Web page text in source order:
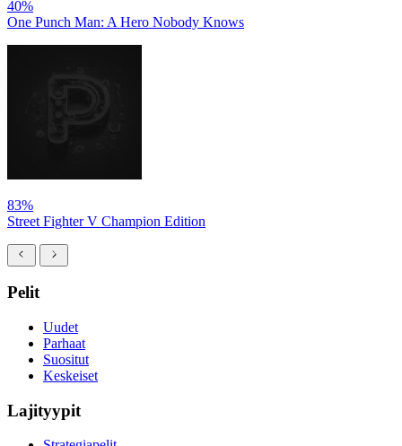
40%
One Punch Man: A Hero Nobody Knows
83%
Street Fighter V Champion Edition
Pelit
Uudet
Parhaat
Suositut
Keskeiset
Lajityypit